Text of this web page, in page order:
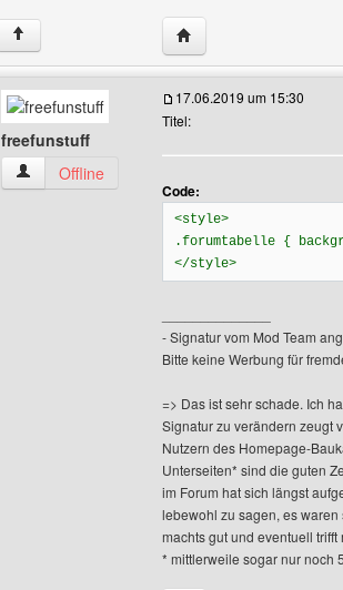
↑ Website dieses
freefunstuff
freefunstuff Benutzer-Profile anzeigen
Offline
17.06.2019 um 15:30
Titel:
Code:
<style>
.forumtabelle {
</style>
- Signatur vom Mod Team
Bitte keine Werbung für
=> Das ist sehr schade. Ich
Signatur zu verändern zeugt
Nutzern des Homepage-
Unterseiten* sind die guten
im Forum hat sich längst
lebewohl zu sagen, es
machts gut und eventuell
* mittlerweile sogar nur noch